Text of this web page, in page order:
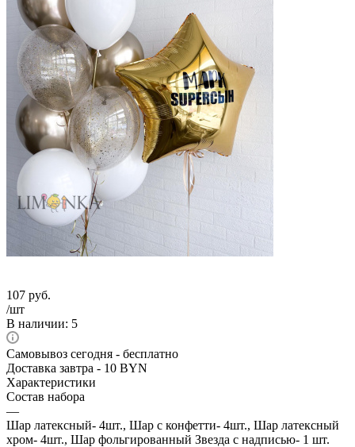
107 руб.
/шт
В наличии: 5
Самовывоз сегодня - бесплатно
Доставка завтра - 10 BYN
Характеристики
Состав набора
—
Шар латексный- 4шт., Шар с конфетти- 4шт., Шар латексный
хром- 4шт., Шар фольгированный Звезда с надписью- 1 шт.